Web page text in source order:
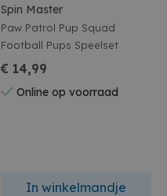
Spin Master
Paw Patrol Pup Squad
Football Pups Speelset
€ 14,99
Online op voorraad
In winkelmandje